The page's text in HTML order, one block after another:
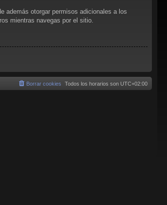
además otorgar permisos adicionales a los
mientras navegas por el sitio.
Todos los horarios son UTC+02:00
Borrar cookies